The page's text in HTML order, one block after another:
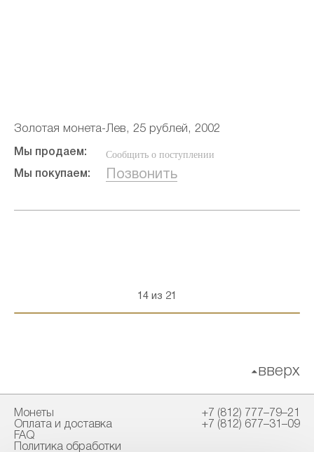
Золотая монета-Лев, 25 рублей, 2002
Мы продаем: Сообщить о поступлении
Мы покупаем: Позвонить
14 из 21
вверх
Монеты
Оплата и доставка
FAQ
Политика обработки
+7 (812) 777–79–21
+7 (812) 677–31–09